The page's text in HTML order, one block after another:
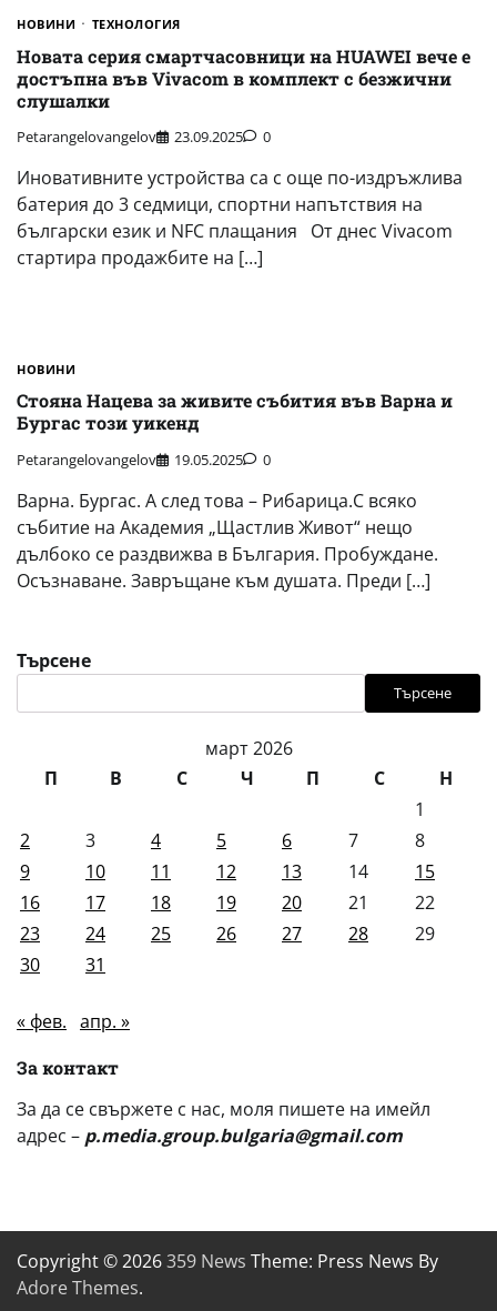
НОВИНИ ТЕХНОЛОГИЯ
Новата серия смартчасовници на HUAWEI вече е
достъпна във Vivacom в комплект с безжични
слушалки
Petarangelovangelov 23.09.2025 0
Иновативните устройства са с още по-издръжлива
батерия до 3 седмици, спортни напътствия на
български език и NFC плащания От днес Vivacom
стартира продажбите на […]
НОВИНИ
Стояна Нацева за живите събития във Варна и
Бургас този уикенд
Petarangelovangelov 19.05.2025 0
Варна. Бургас. А след това – Рибарица.С всяко
събитие на Академия „Щастлив Живот“ нещо
дълбоко се раздвижва в България. Пробуждане.
Осъзнаване. Завръщане към душата. Преди […]
Търсене
Търсене
март 2026
П
В С Ч П С
Н
1
2
3 4 5 6 7
8
9
10 11 12 13 14
15
16
17 18 19 20 21
22
23
24 25 26 27 28
29
30
31
« фев. апр. »
За контакт
За да се свържете с нас, моля пишете на имейл
адрес – p.media.group.bulgaria@gmail.com
Copyright © 2026359 News Theme: Press News By
Adore Themes.